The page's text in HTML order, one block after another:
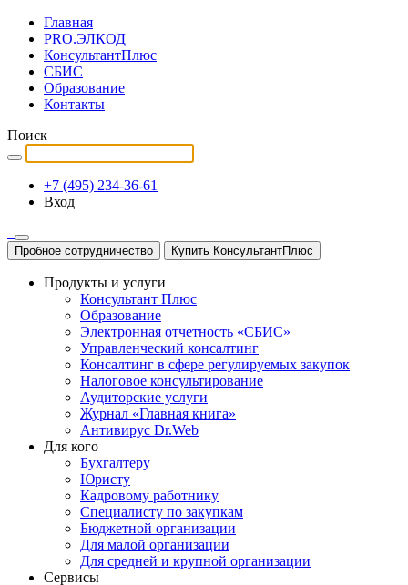
Главная
PRO.ЭЛКОД
КонсультантПлюс
СБИС
Образование
Контакты
Поиск
+7 (495) 234-36-61
Вход
Пробное сотрудничество Купить КонсультантПлюс
Продукты и услуги
Консультант Плюс
Образование
Электронная отчетность «СБИС»
Управленческий консалтинг
Консалтинг в сфере регулируемых закупок
Налоговое консультирование
Аудиторские услуги
Журнал «Главная книга»
Антивирус Dr.Web
Для кого
Бухгалтеру
Юристу
Кадровому работнику
Специалисту по закупкам
Бюджетной организации
Для малой организации
Для средней и крупной организации
Сервисы